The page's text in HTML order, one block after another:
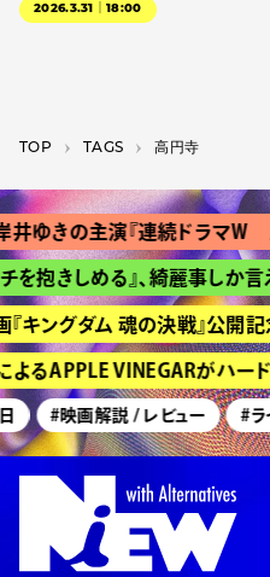
2026.3.31｜18:00
TOP T­A­G­S 高円寺
ゆきの主演『連続ドラマＷ
抱きしめる』、綺麗事しか言
ングダム 魂の決戦』公開記
るAPPLE VINEGARがハー
#映画解説 / レビュー #ラ